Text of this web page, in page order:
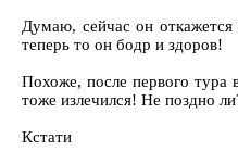
Думаю, сейчас он
теперь то он бодр и здоров!
Похоже, после первого
тоже излечился! Не поздно
Кстати